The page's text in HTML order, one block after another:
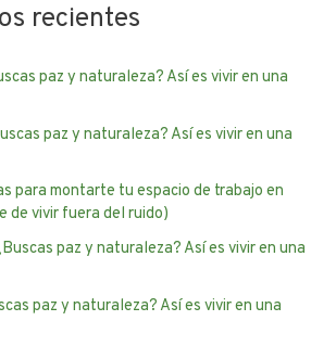
recientes
paz y naturaleza? Así es vivir en una
paz y naturaleza? Así es vivir en una
para montarte tu espacio de trabajo en
de vivir fuera del ruido)
paz y naturaleza? Así es vivir en una
paz y naturaleza? Así es vivir en una